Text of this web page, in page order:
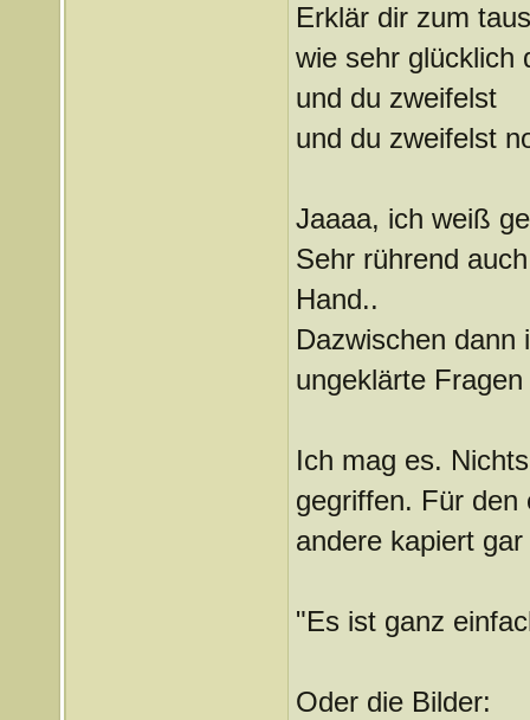
Erklär dir zum
wie sehr glücklich
und du zweifelst
und du zweifelst
Jaaaa, ich weiß
Sehr rührend
Hand..
Dazwischen dann
ungeklärte
Ich mag es.
gegriffen. Für den
andere kapiert
"Es ist ganz
Oder die Bilder: